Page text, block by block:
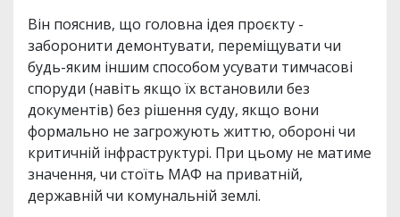
Він пояснив, що головна ідея проєкту -
заборонити демонтувати, переміщувати чи
будь-яким іншим способом усувати тимчасові
споруди (навіть якщо їх встановили без
документів) без рішення суду, якщо вони
формально не загрожують життю, обороні чи
критичній інфраструктурі. При цьому не матиме
значення, чи стоїть МАФ на приватній,
державній чи комунальній землі.